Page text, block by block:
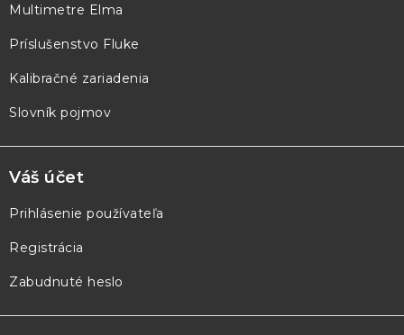
e
Multimetre Elma
Príslušenstvo Fluke
Kalibračné zariadenia
Slovník pojmov
Váš účet
Prihlásenie používateľa
Registrácia
Zabudnuté heslo